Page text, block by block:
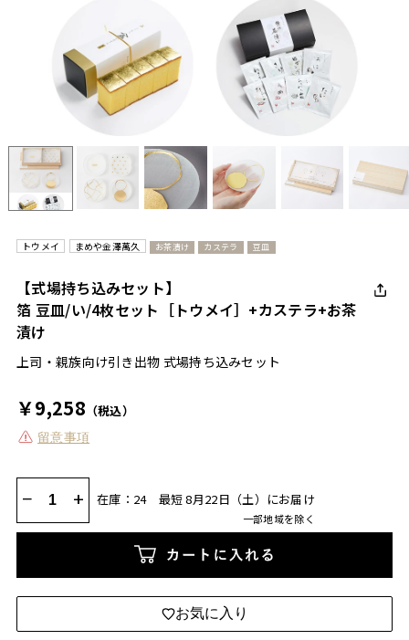
トウメイ まめや金澤萬久 お茶漬け カステラ 豆皿
【式場持ち込みセット】
箔 豆皿/い/4枚セット［トウメイ］+カステラ+お茶
漬け
上司・親族向け引き出物 式場持ち込みセット
￥9,258 （税込）
留意事項
− + 在庫：24 最短 8月22日（土）にお届け
一部地域を除く
カートに入れる
お気に入り